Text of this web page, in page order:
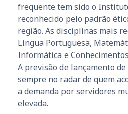
frequente tem sido o
reconhecido pelo padrão
região. As disciplinas mais
Língua Portuguesa,
Informática e
A previsão de lançamento
sempre no radar de quem
a demanda por servidores
elevada.